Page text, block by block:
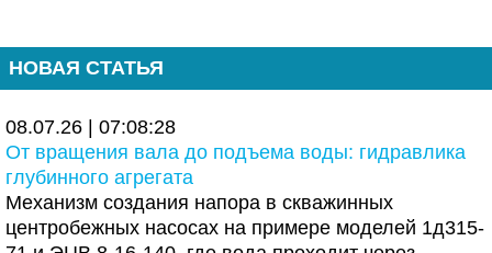
НОВАЯ СТАТЬЯ
08.07.26 | 07:08:28
От вращения вала до подъема воды: гидравлика
глубинного агрегата
Механизм создания напора в скважинных
центробежных насосах на примере моделей 1д315-